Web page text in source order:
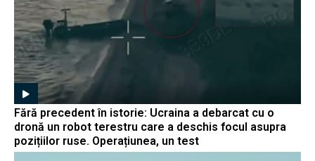
Fără precedent în istorie: Ucraina a debarcat cu o
dronă un robot terestru care a deschis focul asupra
pozițiilor ruse. Operațiunea, un test